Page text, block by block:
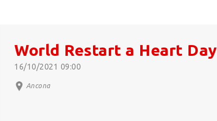
World Restart a Heart Day
16/10/2021 09:00
Ancona